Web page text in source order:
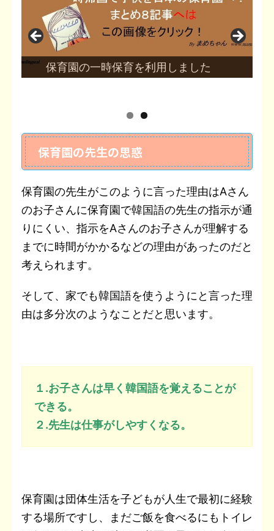
保育園の一時保育を利用しました
保育園の先生の思惑
保育園の先生がこのように言った理由はAさん
のお子さんに保育園で韓国語の先生の指示が通
りにくい、指示をAさんのお子さんが理解する
までに時間がかかるなどの理由があったのだと
考えられます。
そして、家でも韓国語を使うようにと言った理
由は多分次のようなことだと思います。
１.お子さんは早く韓国語を覚えることが
できる。
２.先生は仕事がしやすくなる。
保育園は団体生活を子どもが人生で最初に経験
する場所ですし、まだご飯を食べるにもトイレ